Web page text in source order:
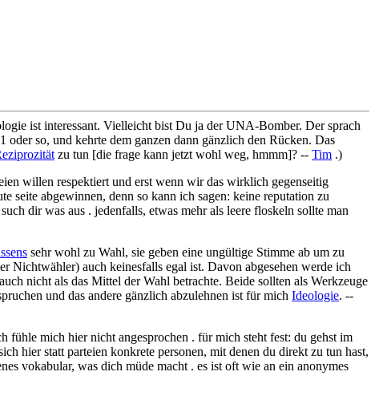
ist interessant. Vielleicht bist Du ja der UNA-Bomber. Der sprach
so, und kehrte dem ganzen dann gänzlich den Rücken. Das
zu tun [die frage kann jetzt wohl weg, hmmm]? -- Tim .)
willen respektiert und erst wenn wir das wirklich gegenseitig
seite abgewinnen, denn so kann ich sagen: keine reputation zu
dir was aus . jedenfalls, etwas mehr als leere floskeln sollte man
sehr wohl zu Wahl, sie geben eine ungültige Stimme ab um zu
Nichtwähler) auch keinesfalls egal ist. Davon abgesehen werde ich
nicht als das Mittel der Wahl betrachte. Beide sollten als Werkzeuge
und das andere gänzlich abzulehnen ist für mich Ideologie. --
mich hier nicht angesprochen . für mich steht fest: du gehst im
hier statt parteien konkrete personen, mit denen du direkt zu tun hast,
vokabular, was dich müde macht . es ist oft wie an ein anonymes